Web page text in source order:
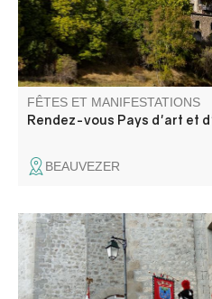
FÊTES ET MANIFESTATIONS
Rendez-vous Pays d'art et
BEAUVEZER
A la Pentecôte, les défilés de
en costume d'époque
village. Retraite aux